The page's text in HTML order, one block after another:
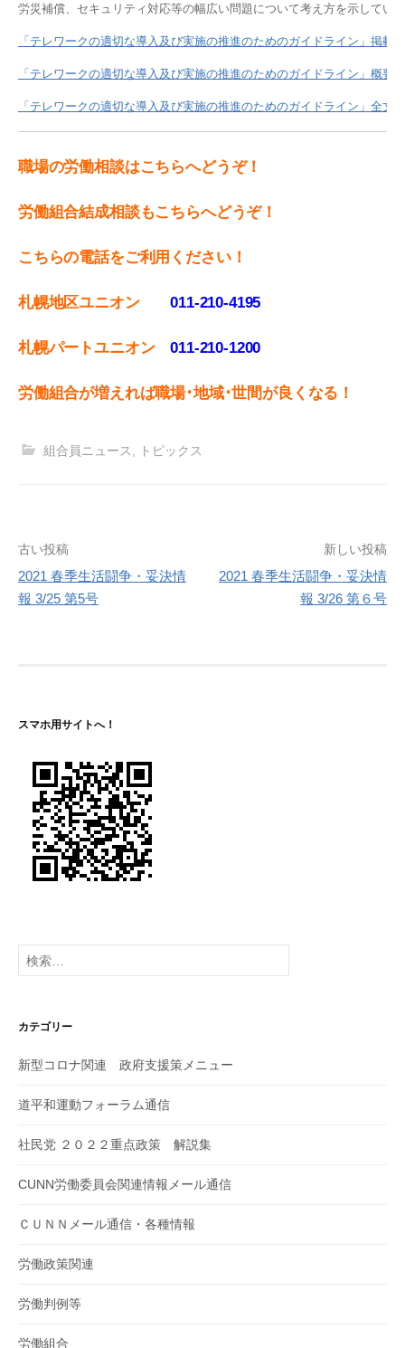
労災補償、セキュリティ対応等の幅広い問題について考え方を示してい
「テレワークの適切な導入及び実施の推進のためのガイドライン」掲載
「テレワークの適切な導入及び実施の推進のためのガイドライン」概要
「テレワークの適切な導入及び実施の推進のためのガイドライン」全文
職場の労働相談はこちらへどうぞ！
労働組合結成相談もこちらへどうぞ！
こちらの電話をご利用ください！
札幌地区ユニオン011-210-4195
札幌パートユニオン011‐210-1200
労働組合が増えれば職場･地域･世間が良くなる！
組合員ニュース トピックス
投
稿
ー
ョ
ン
古い投稿
2021 春季生活闘争・妥決情
報 3/25 第5号
新しい投稿
2021 春季生活闘争・妥決情
報 3/26 第６号
スマホ用サイトへ！
検
索:
カテゴリー
新型コロナ関連 政府支援策メニュー
道平和運動フォーラム通信
社民党 ２０２２重点政策 解説集
CUNN労働委員会関連情報メール通信
ＣＵＮＮメール通信・各種情報
労働政策関連
労働判例等
労働組合